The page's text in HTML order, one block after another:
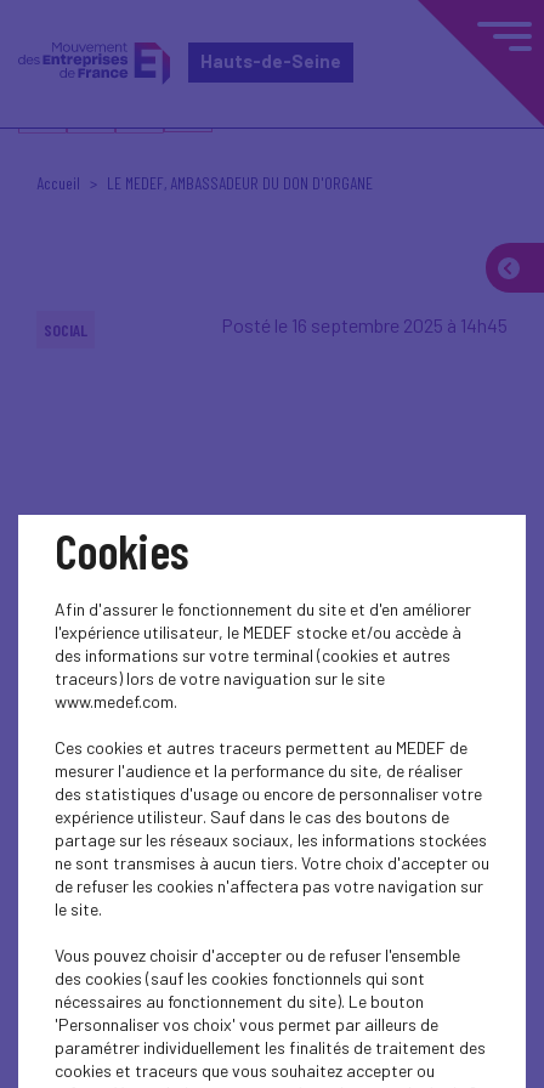
Hauts-de-Seine
Accueil LE MEDEF, AMBASSADEUR DU DON D'ORGANE
SOCIAL Posté le 16 septembre 2025 à 14h45
LE MEDEF,
AMBASSADEUR DU DON
D'ORGANE
Patrick Martin a signé lacharte GREFFE+ du don
d'organeafin d'encourager les entreprises à soutenir
cette grande cause d'intérêt général. De nombreuses
entreprises se préoccupent de la gestion de la maladie
grave de leurs salariés. Elles s'engagent ainsi pour soutenir
les collaborateurs confrontés à des maladies graves et
Cookies
Afin d'assurer le fonctionnement du site et d'en améliorer
l'expérience utilisateur, le MEDEF stocke et/ou accède à
des informations sur votre terminal (cookies et autres
traceurs) lors de votre naviguation sur le site
www.medef.com.
Ces cookies et autres traceurs permettent au MEDEF de
mesurer l'audience et la performance du site, de réaliser
des statistiques d'usage ou encore de personnaliser votre
expérience utilisteur. Sauf dans le cas des boutons de
partage sur les réseaux sociaux, les informations stockées
ne sont transmises à aucun tiers. Votre choix d'accepter ou
de refuser les cookies n'affectera pas votre navigation sur
le site.
Vous pouvez choisir d'accepter ou de refuser l'ensemble
des cookies (sauf les cookies fonctionnels qui sont
nécessaires au fonctionnement du site). Le bouton
'Personnaliser vos choix' vous permet par ailleurs de
paramétrer individuellement les finalités de traitement des
cookies et traceurs que vous souhaitez accepter ou